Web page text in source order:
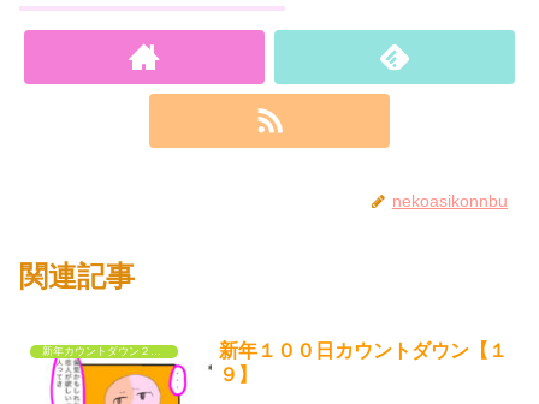
nekoasikonnbu
関連記事
新年カウントダウン２０２３
新年１００日カウントダウン【１
９】